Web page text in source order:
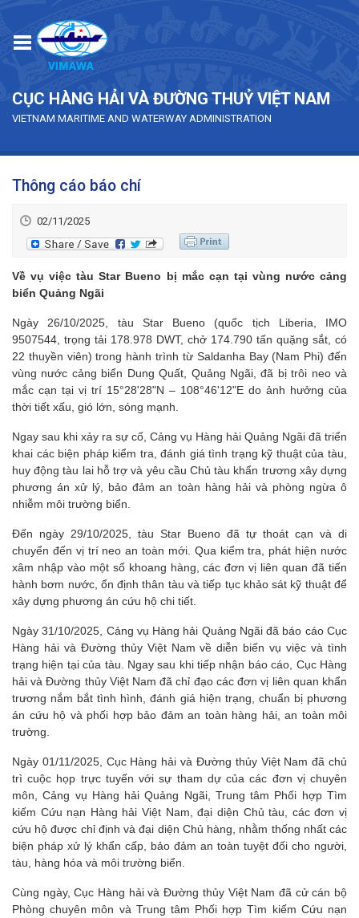
CỤC HÀNG HẢI VÀ ĐƯỜNG THUỶ VIỆT NAM
VIETNAM MARITIME AND WATERWAY ADMINISTRATION
Thông cáo báo chí
02/11/2025
Về vụ việc tàu Star Bueno bị mắc cạn tại vùng nước cảng
biển Quảng Ngãi
Ngày 26/10/2025, tàu Star Bueno (quốc tịch Liberia, IMO
9507544, trọng tải 178.978 DWT, chở 174.790 tấn quặng sắt, có
22 thuyền viên) trong hành trình từ Saldanha Bay (Nam Phi) đến
vùng nước cảng biển Dung Quất, Quảng Ngãi, đã bị trôi neo và
mắc cạn tại vị trí 15°28'28"N – 108°46'12"E do ảnh hưởng của
thời tiết xấu, gió lớn, sóng mạnh.
Ngay sau khi xảy ra sự cố, Cảng vụ Hàng hải Quảng Ngãi đã triển
khai các biện pháp kiểm tra, đánh giá tình trạng kỹ thuật của tàu,
huy động tàu lai hỗ trợ và yêu cầu Chủ tàu khẩn trương xây dựng
phương án xử lý, bảo đảm an toàn hàng hải và phòng ngừa ô
nhiễm môi trường biển.
Đến ngày 29/10/2025, tàu Star Bueno đã tự thoát cạn và di
chuyển đến vị trí neo an toàn mới. Qua kiểm tra, phát hiện nước
xâm nhập vào một số khoang hàng, các đơn vị liên quan đã tiến
hành bơm nước, ổn định thân tàu và tiếp tục khảo sát kỹ thuật để
xây dựng phương án cứu hộ chi tiết.
Ngày 31/10/2025, Cảng vụ Hàng hải Quảng Ngãi đã báo cáo Cục
Hàng hải và Đường thủy Việt Nam về diễn biến vụ việc và tình
trạng hiện tại của tàu. Ngay sau khi tiếp nhận báo cáo, Cục Hàng
hải và Đường thủy Việt Nam đã chỉ đạo các đơn vị liên quan khẩn
trương nắm bắt tình hình, đánh giá hiện trạng, chuẩn bị phương
án cứu hộ và phối hợp bảo đảm an toàn hàng hải, an toàn môi
trường.
Ngày 01/11/2025, Cục Hàng hải và Đường thủy Việt Nam đã chủ
trì cuộc họp trực tuyến với sự tham dự của các đơn vị chuyên
môn, Cảng vụ Hàng hải Quảng Ngãi, Trung tâm Phối hợp Tìm
kiếm Cứu nạn Hàng hải Việt Nam, đại diện Chủ tàu, các đơn vị
cứu hộ được chỉ định và đại diện Chủ hàng, nhằm thống nhất các
biện pháp xử lý khẩn cấp, bảo đảm an toàn tuyệt đối cho người,
tàu, hàng hóa và môi trường biển.
Cùng ngày, Cục Hàng hải và Đường thủy Việt Nam đã cử cán bộ
Phòng chuyên môn và Trung tâm Phối hợp Tìm kiếm Cứu nạn